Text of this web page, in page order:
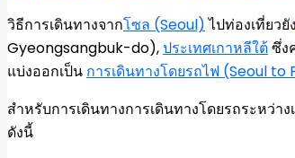
วิธีการเดินทางจากโซล (Seoul)ไปท่องเที่ยวยัง
Gyeongsangbuk-do),ประเทศเกาหลีใต้ซึ่ง
แบ่งออกเป็น การเดินทางโดยรถไฟ (Seoul to
สำหรับการเดินทางการเดินทางโดยรถระหว่
ดังนี้